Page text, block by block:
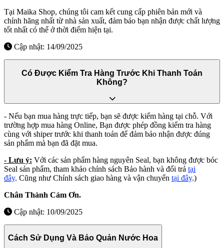
Tại Maika Shop, chúng tôi cam kết cung cấp phiên bản mới và
chính hãng nhất từ nhà sản xuất, đảm bảo bạn nhận được chất lượng
tốt nhất có thể ở thời điểm hiện tại.
Cập nhật: 14/09/2025
Có Được Kiểm Tra Hàng Trước Khi Thanh Toán
Không?
- Nếu bạn mua hàng trực tiếp, bạn sẽ được kiểm hàng tại chỗ. Với
trường hợp mua hàng Online, Bạn được phép đồng kiểm tra hàng
cùng với shiper trước khi thanh toán để đảm bảo nhận được đúng
sản phẩm mà bạn đã đặt mua.
- Lưu ý: Với các sản phẩm hàng nguyên Seal, bạn không được bóc
Seal sản phẩm, tham khảo chính sách Bảo hành và đổi trả tại
đây. Cũng như Chính sách giao hàng và vận chuyển tại đây.)
Chân Thành Cám Ơn.
Cập nhật: 10/09/2025
Cách Sử Dụng Và Bảo Quản Nước Hoa